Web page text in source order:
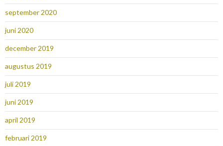
september 2020
juni 2020
december 2019
augustus 2019
juli 2019
juni 2019
april 2019
februari 2019